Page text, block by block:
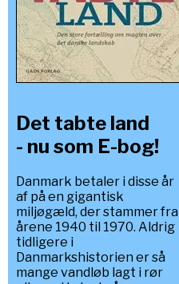
Det tabte land
- nu som E-bog!
Danmark betaler i disse år
af på en gigantisk
miljøgæld, der stammer fra
årene 1940 til 1970. Aldrig
tidligere i
Danmarkshistorien er så
mange vandløb lagt i rør